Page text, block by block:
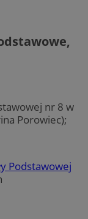
nr 8 w
Porowiec);
Podstawowej